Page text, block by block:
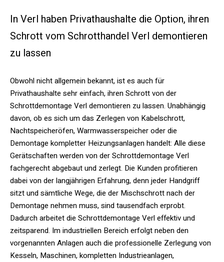
In Verl haben Privathaushalte die Option, ihren
Schrott vom Schrotthandel Verl demontieren
zu lassen
Obwohl nicht allgemein bekannt, ist es auch für
Privathaushalte sehr einfach, ihren Schrott von der
Schrottdemontage Verl demontieren zu lassen. Unabhängig
davon, ob es sich um das Zerlegen von Kabelschrott,
Nachtspeicheröfen, Warmwasserspeicher oder die
Demontage kompletter Heizungsanlagen handelt: Alle diese
Gerätschaften werden von der Schrottdemontage Verl
fachgerecht abgebaut und zerlegt. Die Kunden profitieren
dabei von der langjährigen Erfahrung, denn jeder Handgriff
sitzt und sämtliche Wege, die der Mischschrott nach der
Demontage nehmen muss, sind tausendfach erprobt.
Dadurch arbeitet die Schrottdemontage Verl effektiv und
zeitsparend. Im industriellen Bereich erfolgt neben den
vorgenannten Anlagen auch die professionelle Zerlegung von
Kesseln, Maschinen, kompletten Industrieanlagen,